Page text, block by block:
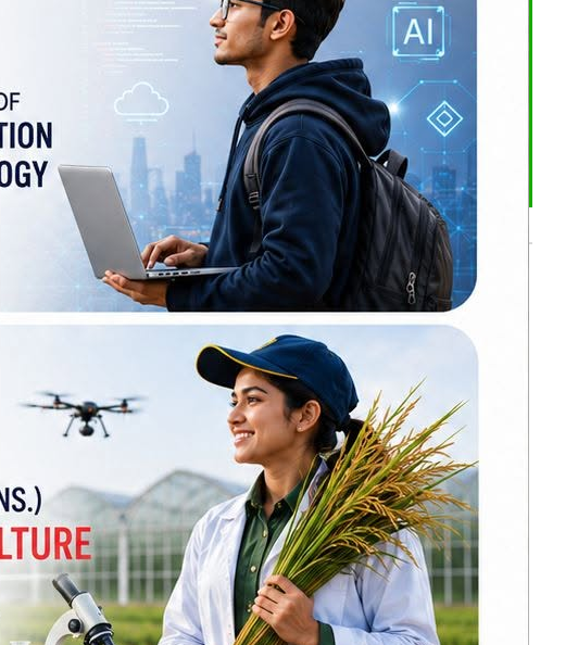
नाम प्राप्त गरेको
बस्ने ४२ वर्षीय
भर्खरै
ढल्केवरमै ट्रमा
सेन्टरको माग :
प्रतिनिधिसभामा
सांसद चन्द्रमोहन
यादवको मौन विरोध
कोइराला निवास
मर्मतका लागि
सरकारले दिएको २
करोड शेखरले गरे
फिर्ता